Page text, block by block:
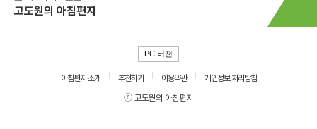
고도원의 아침편지
PC 버전
아침편지 소개 추천하기 이용약관
개인정보 처리방침
ⓒ 고도원의 아침편지